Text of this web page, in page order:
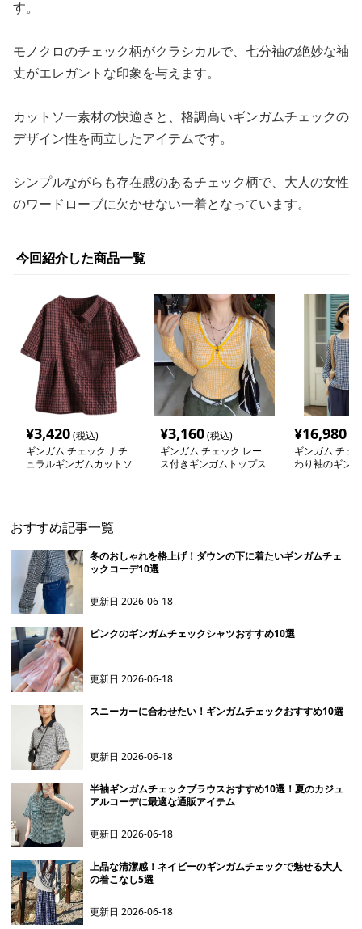
す。
モノクロのチェック柄がクラシカルで、七分袖の絶妙な袖
丈がエレガントな印象を与えます。
カットソー素材の快適さと、格調高いギンガムチェックの
デザイン性を両立したアイテムです。
シンプルながらも存在感のあるチェック柄で、大人の女性
のワードローブに欠かせない一着となっています。
今回紹介した商品一覧
¥3,420(税込)
ギンガム チェック ナチ
ュラルギンガムカットソ
¥3,160(税込)
ギンガム チェック レー
ス付きギンガムトップス
¥16,980
ギンガム チェ
わり袖のギン
おすすめ記事一覧
冬のおしゃれを格上げ！ダウンの下に着たいギンガムチェ
ックコーデ10選
更新日2026-06-18
ピンクのギンガムチェックシャツおすすめ10選
更新日2026-06-18
スニーカーに合わせたい！ギンガムチェックおすすめ10選
更新日2026-06-18
半袖ギンガムチェックブラウスおすすめ10選！夏のカジュ
アルコーデに最適な通販アイテム
更新日2026-06-18
上品な清潔感！ネイビーのギンガムチェックで魅せる大人
の着こなし5選
更新日2026-06-18